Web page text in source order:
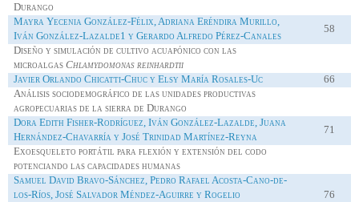
Durango
MayraYecenia González-Félix, Adriana Eréndira Murillo,
Iván González-Lazalde1 y Gerardo Alfredo Pérez-Canales
58
Diseño y simulación de cultivo acuapónico con las
microalgasChlamydomonas reinhardtii
Javier OrlandoChicatti-Chuc y Elsy María Rosales-Uc
66
Análisis sociodemográfico de las unidades productivas
agropecuarias de la sierra de Durango
Dora Edith Fisher-Rodríguez, Iván González-Lazalde, Juana
Hernández-Chavarría y José Trinidad Martínez-Reyna
71
Exoesqueleto portátil para flexión y extensión del codo
potenciando las capacidades humanas
Samuel David Bravo-Sánchez, Pedro Rafael Acosta-Cano-de-
los-Ríos, José Salvador Méndez-Aguirre y Rogelio
76